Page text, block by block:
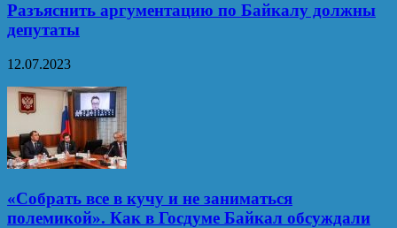
Разъяснить аргументацию по Байкалу должны
депутаты
12.07.2023
«Собрать все в кучу и не заниматься
полемикой». Как в Госдуме Байкал обсуждали